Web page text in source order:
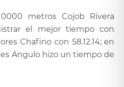
metros Cojob Rivera
el mejor tiempo con
Chafino con 58.12.14; en
Angulo hizo un tiempo de